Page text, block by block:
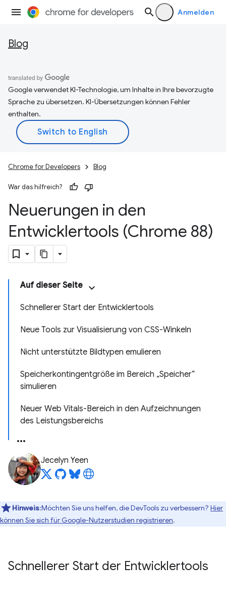
Anmelden
Blog
Google verwendet KI-Technologie, um Inhalte in Ihre bevorzugte
Sprache zu übersetzen. KI-Übersetzungen können Fehler
enthalten.
Chrome for Developers Blog
War das hilfreich?
Neuerungen in den
Entwicklertools (Chrome 88)
Auf dieser Seite
Schnellerer Start der Entwicklertools
Neue Tools zur Visualisierung von CSS-Winkeln
Nicht unterstützte Bildtypen emulieren
Speicherkontingentgröße im Bereich „Speicher“
simulieren
Neuer Web Vitals-Bereich in den Aufzeichnungen
des Leistungsbereichs
Jecelyn Yeen
Hinweis:Möchten Sie uns helfen, die DevTools zu verbessern? Hier
können Sie sich für Google-Nutzerstudien registrieren.
Schnellerer Start der Entwicklertools